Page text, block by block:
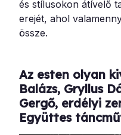
és stílusokon átívelő
erejét, ahol
össze.
Az esten olyan
Balázs, Gryllus
Gergő, erdélyi
Együttes